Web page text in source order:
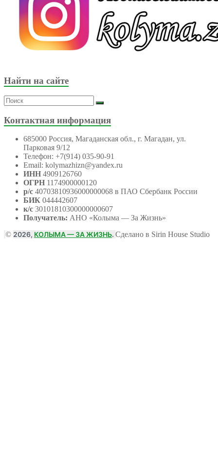
Найти на сайте
Контактная информация
685000 Россия, Магаданская обл., г. Магадан, ул.
Парковая 9/12
Телефон: +7(914) 035-90-91
Email: kolymazhizn@yandex.ru
ИНН 4909126760
ОГРН 1174900000120
р/с 40703810936000000068 в ПАО Сбербанк России
БИК 044442607
к/с 30101810300000000607
Получатель: АНО «Колыма — За Жизнь»
© 2026, КОЛЫМА — ЗА ЖИЗНЬ. Сделано в Sirin House Studio